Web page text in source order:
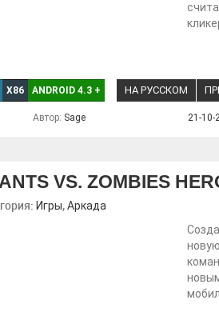
X86 ANDROID 4.3 + НА РУССКОМ
Автор: Sage 21-10-
VS. ZOMBIES
Игры,Аркада